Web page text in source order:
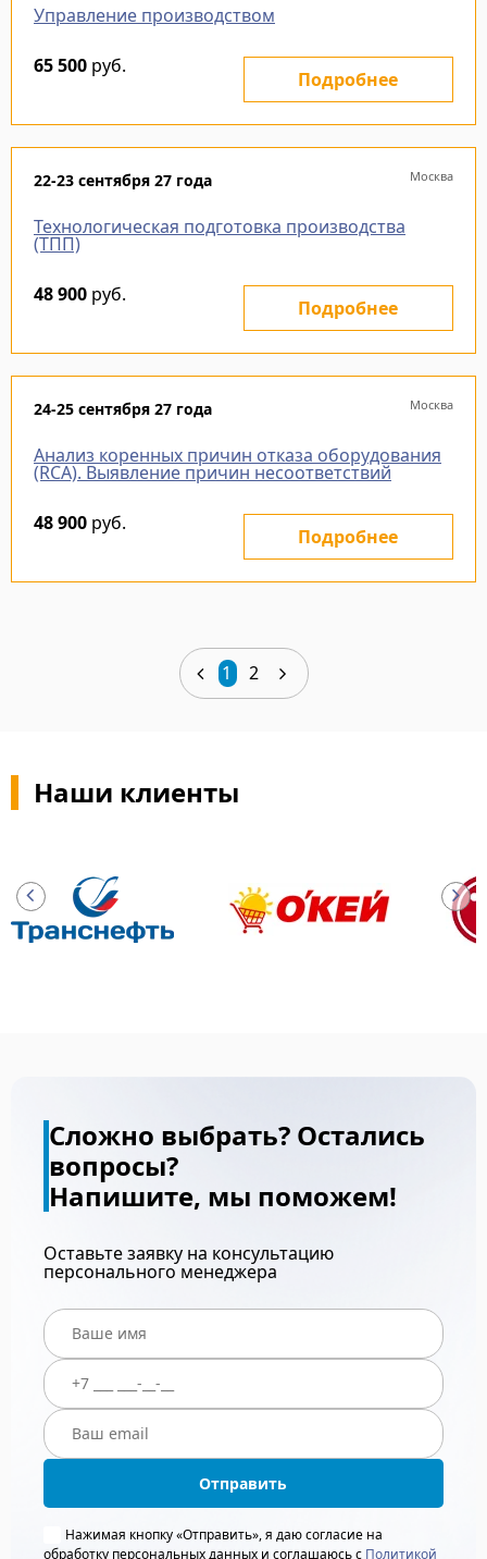
Управление производством
65 500 руб.
Подробнее
22-23 сентября 27 года Москва
Технологическая подготовка производства
(ТПП)
48 900 руб.
Подробнее
24-25 сентября 27 года Москва
Анализ коренных причин отказа оборудования
(RCA). Выявление причин несоответствий
48 900 руб.
Подробнее
1 2
Наши клиенты
Сложно выбрать? Остались
вопросы?
Напишите, мы поможем!
Оставьте заявку на консультацию
персонального менеджера
Отправить
Нажимая кнопку «Отправить», я даю согласие на
обработку персональных данных и соглашаюсь с Политикой